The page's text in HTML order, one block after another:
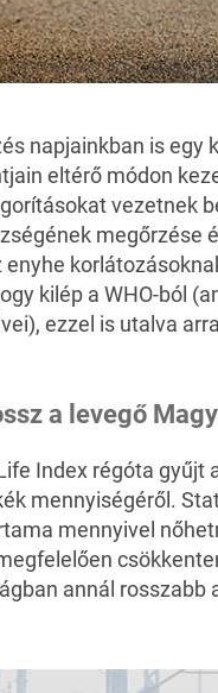
napjainkban is egy
eltérő módon
vezetnek
megőrzése
kilép a WHO-ból
ezzel is utalva
a levegő
Index régóta gyűjt
mennyiségéről.
mennyivel
annál rosszabb